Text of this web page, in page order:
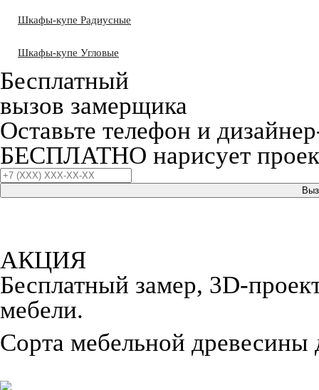
Шкафы-купе Радиусные
Шкафы-купе Угловые
Бесплатный
вызов замерщика
Оставьте телефон и
БЕСПЛАТНО нарисует
АКЦИЯ
Бесплатный замер, 3D-
мебели.
Сорта мебельной